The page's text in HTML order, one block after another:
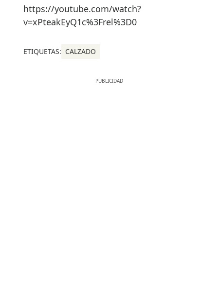
https://youtube.com/watch?
v=xPteakEyQ1c%3Frel%3D0
ETIQUETAS: CALZADO